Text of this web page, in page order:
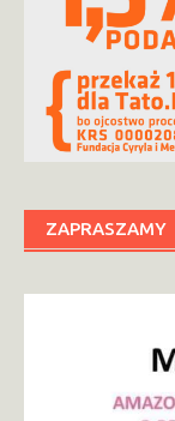
ZAPRASZAMY